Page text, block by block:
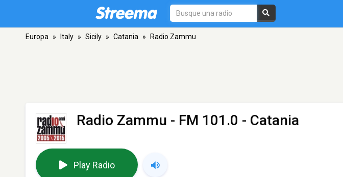
Europa » Italy » Sicily » Catania » Radio Zammu
Radio Zammu - FM 101.0 - Catania
Play Radio